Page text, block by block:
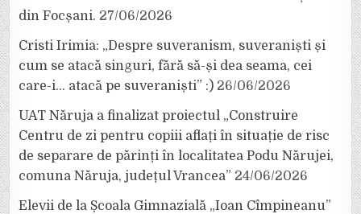
din Focșani. 27/06/2026
Cristi Irimia: „Despre suveranism, suveraniști și
cum se atacă singuri, fără să-și dea seama, cei
care-i… atacă pe suveraniști” :) 26/06/2026
UAT Năruja a finalizat proiectul „Construire
Centru de zi pentru copiii aflați în situație de risc
de separare de părinți în localitatea Podu Nărujei,
comuna Năruja, județul Vrancea” 24/06/2026
Elevii de la Școala Gimnazială „Ioan Cîmpineanu”